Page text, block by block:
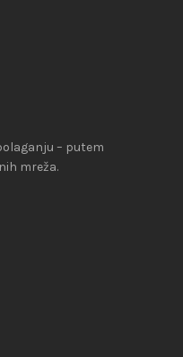
– putem
mreža.